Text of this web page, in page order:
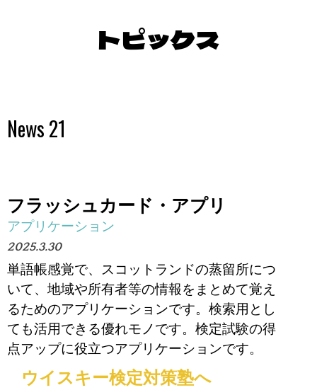
トピックス
News 21
フラッシュカード・アプリ
アプリケーション
2025.3.30
単語帳感覚で、スコットランドの蒸留所につ
いて、地域や所有者等の情報をまとめて覚え
るためのアプリケーションです。検索用とし
ても活用できる優れモノです。検定試験の得
点アップに役立つアプリケーションです。
ウイスキー検定対策塾へ